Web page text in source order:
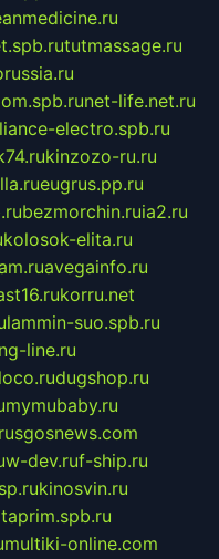
tutmassage.ru
net-life.net.ru
electro.spb.ru
kinzozo-ru.ru
eugrus.pp.ru
bezmorchin.ruia2.ru
kolosok-elita.ru
avegainfo.ru
korru.net
lammin-suo.spb.ru
line.ru
dugshop.ru
mymubaby.ru
rusgosnews.com
w-dev.ruf-ship.ru
kinosvin.ru
multiki-online.com